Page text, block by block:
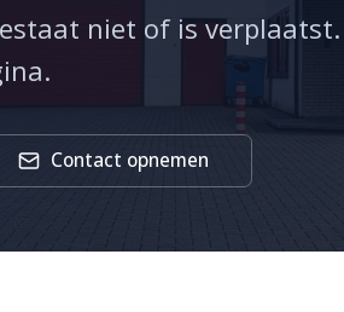
niet of is
Contact opnemen